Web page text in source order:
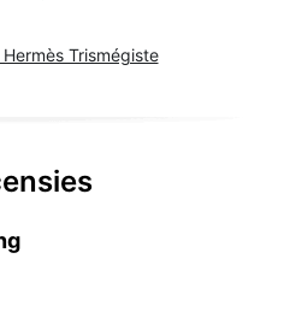
Trismégiste